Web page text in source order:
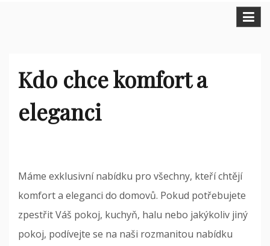
Kdo chce komfort a
eleganci
Máme exklusivní nabídku pro všechny, kteří chtějí
komfort a eleganci do domovů. Pokud potřebujete
zpestřit Váš pokoj, kuchyň, halu nebo jakýkoliv jiný
pokoj, podívejte se na naši rozmanitou nabídku